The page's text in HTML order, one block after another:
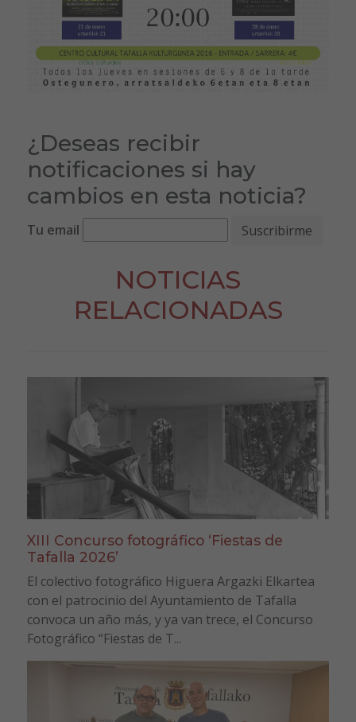
¿Deseas recibir
notificaciones si hay
cambios en esta noticia?
Tu email
NOTICIAS
RELACIONADAS
XIII Concurso fotográfico ‘Fiestas de
Tafalla 2026’
El colectivo fotográfico Higuera Argazki Elkartea
con el patrocinio del Ayuntamiento de Tafalla
convoca un año más, y ya van trece, el Concurso
Fotográfico “Fiestas de T...